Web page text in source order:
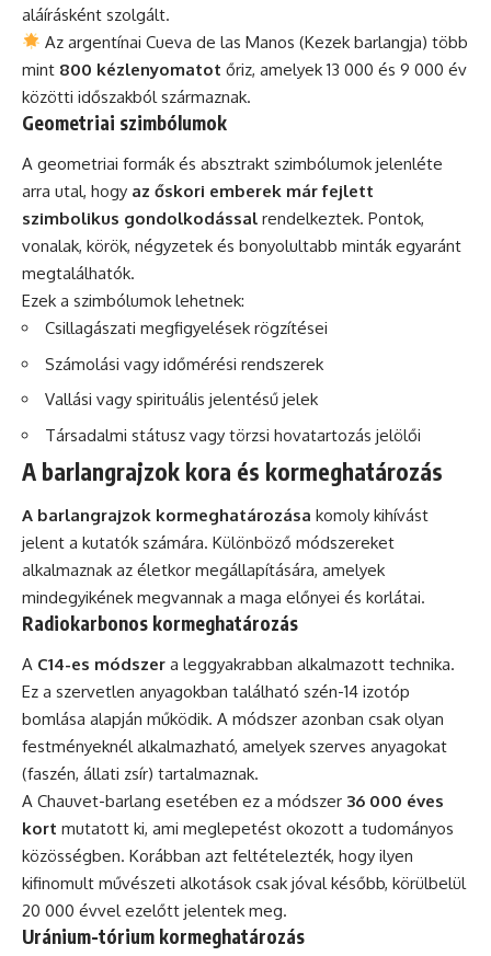
aláírásként szolgált.
Az argentínai Cueva de las Manos (Kezek barlangja) több
mint 800 kézlenyomatot őriz, amelyek 13 000 és 9 000 év
közötti időszakból származnak.
Geometriai szimbólumok
A geometriai formák és absztrakt szimbólumok jelenléte
arra utal, hogy az őskori emberek már fejlett
szimbolikus gondolkodással rendelkeztek. Pontok,
vonalak, körök, négyzetek és bonyolultabb minták egyaránt
megtalálhatók.
Ezek a szimbólumok lehetnek:
Csillagászati megfigyelések rögzítései
Számolási vagy időmérési rendszerek
Vallási vagy spirituális jelentésű jelek
Társadalmi státusz vagy törzsi hovatartozás jelölői
A barlangrajzok kora és kormeghatározás
A barlangrajzok kormeghatározása komoly kihívást
jelent a kutatók számára. Különböző módszereket
alkalmaznak az életkor megállapítására, amelyek
mindegyikének megvannak a maga előnyei és korlátai.
Radiokarbonos kormeghatározás
A C14-es módszer a leggyakrabban alkalmazott technika.
Ez a szervetlen anyagokban található szén-14 izotóp
bomlása alapján működik. A módszer azonban csak olyan
festményeknél alkalmazható, amelyek szerves anyagokat
(faszén, állati zsír) tartalmaznak.
A Chauvet-barlang esetében ez a módszer 36 000 éves
kort mutatott ki, ami meglepetést okozott a tudományos
közösségben. Korábban azt feltételezték, hogy ilyen
kifinomult művészeti alkotások csak jóval később, körülbelül
20 000 évvel ezelőtt jelentek meg.
Uránium-tórium kormeghatározás